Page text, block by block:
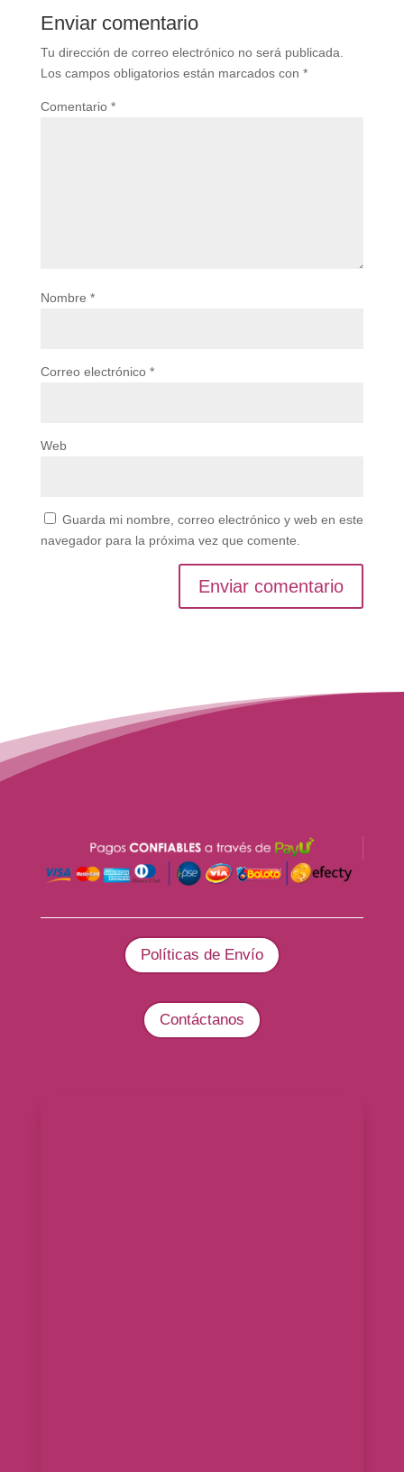
Enviar comentario
Tu dirección de correo electrónico no será publicada.
Los campos obligatorios están marcados con *
Comentario *
Nombre *
Correo electrónico *
Web
Guarda mi nombre, correo electrónico y web en este
navegador para la próxima vez que comente.
Políticas de Envío
Contáctanos